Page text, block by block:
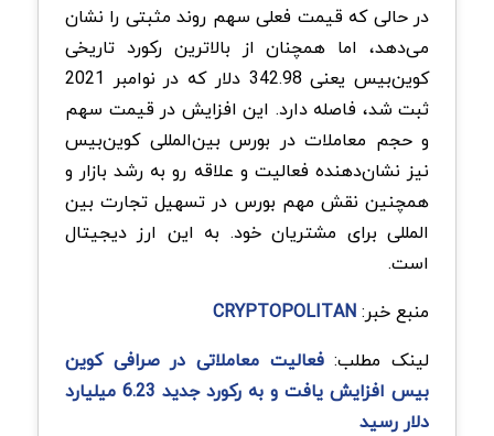
در حالی که قیمت فعلی سهم روند مثبتی را نشان
می‌دهد، اما همچنان از بالاترین رکورد تاریخی
کوین‌بیس یعنی 342.98 دلار که در نوامبر 2021
ثبت شد، فاصله دارد. این افزایش در قیمت سهم
و حجم معاملات در بورس بین‌المللی کوین‌بیس
نیز نشان‌دهنده فعالیت و علاقه رو به رشد بازار و
همچنین نقش مهم بورس در تسهیل تجارت بین
المللی برای مشتریان خود. به این ارز دیجیتال
است.
منبع خبر:CRYPTOPOLITAN
لینک مطلب:فعالیت معاملاتی در صرافی کوین
بیس افزایش یافت و به رکورد جدید 6.23 میلیارد
دلار رسید